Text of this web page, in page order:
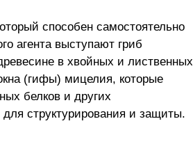
способен самостоятельно
агента выступают гриб
в хвойных и лиственных
(гифы) мицелия, которые
белков и других
структурирования и защиты.